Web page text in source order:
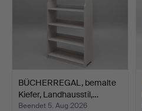
BÜCHERREGAL, bemalte
Kiefer, Landhausstil,…
Beendet 5. Aug 2026